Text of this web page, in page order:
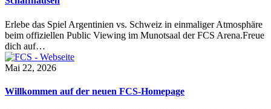
Erlebe das Spiel Argentinien vs. Schweiz in einmaliger Atmosphäre
beim offiziellen Public Viewing im Munotsaal der FCS Arena.Freue
dich auf…
Mai 22, 2026
Willkommen auf der neuen FCS-Homepage